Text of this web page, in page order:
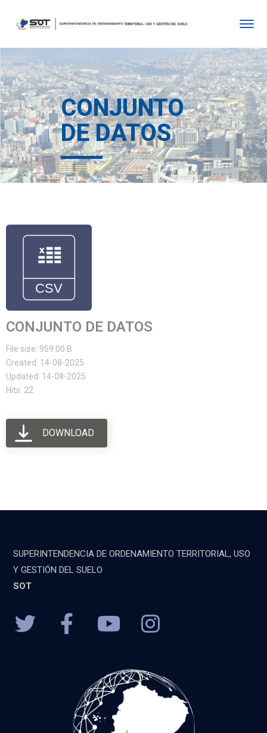
CONJUNTO
DE DATOS
CONJUNTO DE DATOS
File size: 959.00 B
Created: 14-08-2025
Updated: 14-08-2025
Hits: 22
DOWNLOAD
SUPERINTENDENCIA DE ORDENAMIENTO TERRITORIAL, USO
Y GESTIÓN DEL SUELO
SOT